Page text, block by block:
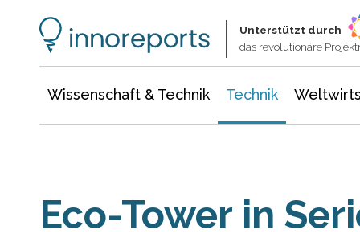
Unterstützt durch
das revolutionäre
Wissenschaft & Technik Technik
Eco-Tower in